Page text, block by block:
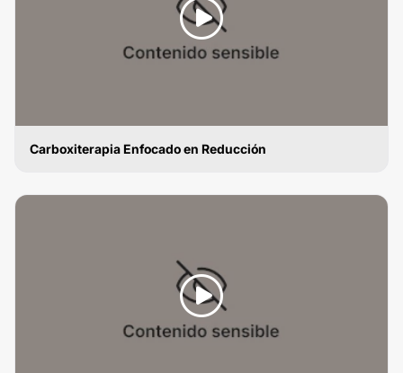
Carboxiterapia Enfocado en Reducción